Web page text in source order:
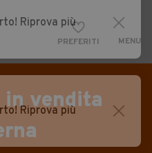
PREFERITI MENU
vendita
Riprova più
Riprova più